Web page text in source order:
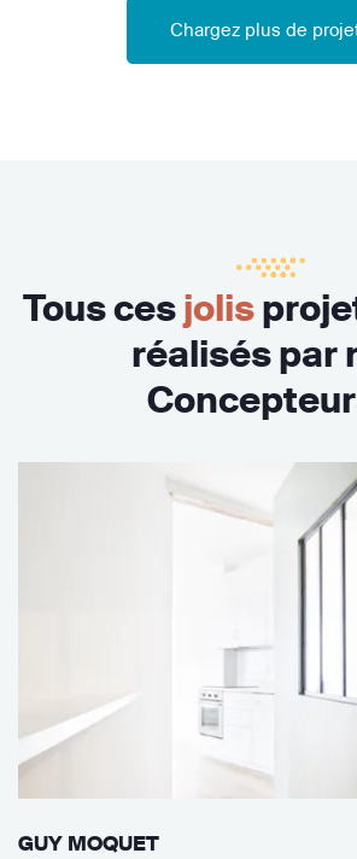
Chargez plus de
Tous cesjolis
réalisés par
GUY MOQUET